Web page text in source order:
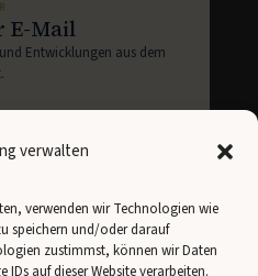
verwalten
verwenden wir Technologien wie
speichern und/oder darauf
zustimmst, können wir Daten
auf dieser Website verarbeiten.
E-Mail
Entwicklungen aus dem
abonnieren
Angaben anBrevogemäß unserer